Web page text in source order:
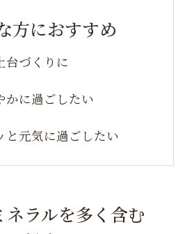
方におすすめ
台づくりに
かに過ごしたい
と元気に過ごしたい
ラルを多く含む